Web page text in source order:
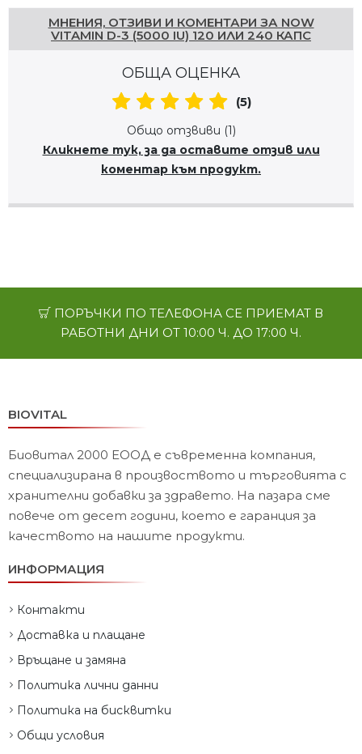
МНЕНИЯ, ОТЗИВИ И КОМЕНТАРИ ЗА NOW
VITAMIN D-3 (5000 IU) 120 ИЛИ 240 КАПС
ОБЩА ОЦЕНКА
(5)
Общо отзвиви (1)
Кликнете тук, за да оставите отзив или
коментар към продукт.
ПОРЪЧКИ ПО ТЕЛЕФОНА СЕ ПРИЕМАТ В
РАБОТНИ ДНИ ОТ 10:00 Ч. ДО 17:00 Ч.
BIOVITAL
Биовитал 2000 ЕООД е съвременна компания,
специализирана в произвоството и търговията с
хранителни добавки за здравето. На пазара сме
повече от десет години, което е гаранция за
качеството на нашите продукти.
ИНФОРМАЦИЯ
Контакти
Доставка и плащане
Връщане и замяна
Политика лични данни
Политика на бисквитки
Общи условия